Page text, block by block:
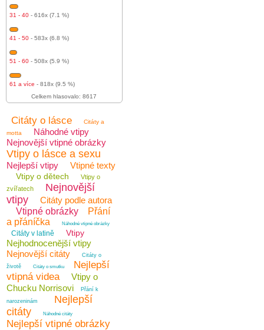
31 - 40 - 616x (7.1 %)
41 - 50 - 583x (6.8 %)
51 - 60 - 508x (5.9 %)
61 a více - 818x (9.5 %)
Celkem hlasovalo: 8617
Citáty o lásce
Citáty a
motta
Náhodné vtipy
Nejnovější vtipné obrázky
Vtipy o lásce a sexu
Nejlepší vtipy Vtipné texty
Vtipy o dětech
Vtipy o
zvířatech
Nejnovější
vtipy
Citáty podle autora
Vtipné obrázky
Přání
a přáníčka
Náhodné vtipné obrázky
Citáty v latině Vtipy
Nejhodnocenější vtipy
Nejnovější citáty
Citáty o
životě
Citáty o smutku
Nejlepší
vtipná videa
Vtipy o
Chucku Norrisovi
Přání k
narozeninám
Nejlepší
citáty
Náhodné citáty
Nejlepší vtipné obrázky